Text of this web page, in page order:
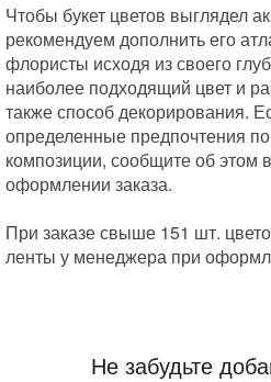
Чтобы букет цветов выглядел
рекомендуем дополнить его
флористы исходя из своего
наиболее подходящий цвет и
также способ декорирования.
определенные предпочтения
композиции, сообщите об этом
оформлении заказа.
При заказе свыше 151 шт.
ленты у менеджера при
Не забудьте